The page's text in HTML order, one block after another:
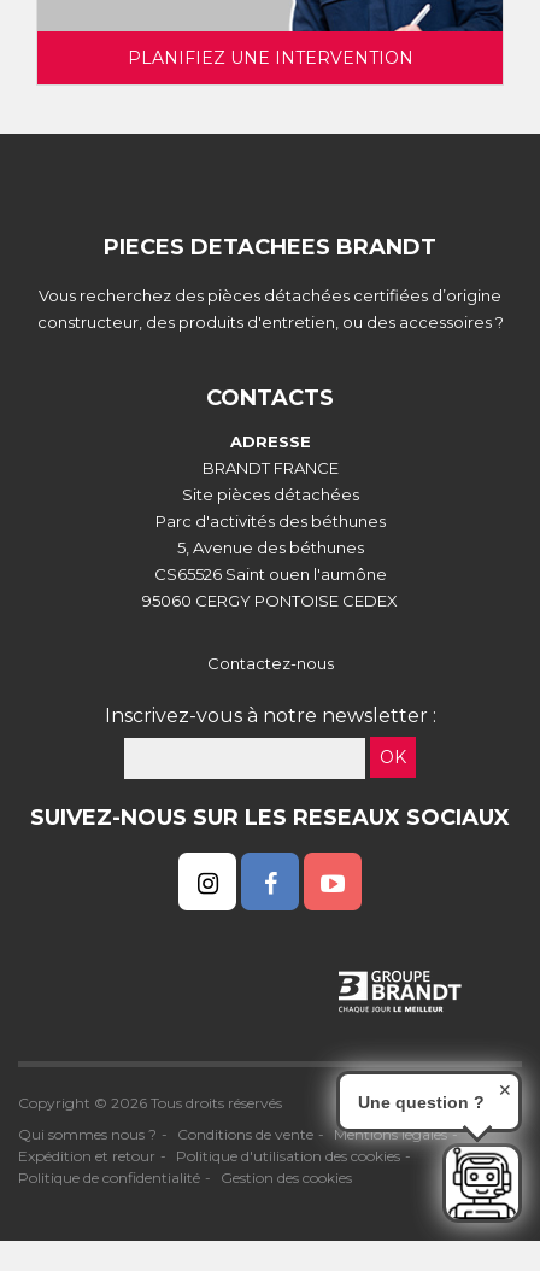
PLANIFIEZ UNE INTERVENTION
PIECES DETACHEES BRANDT
Vous recherchez des pièces détachées certifiées d’origine
constructeur, des produits d'entretien, ou des accessoires ?
CONTACTS
ADRESSE
BRANDT FRANCE
Site pièces détachées
Parc d'activités des béthunes
5, Avenue des béthunes
CS65526 Saint ouen l'aumône
95060 CERGY PONTOISE CEDEX
Contactez-nous
Inscrivez-vous à notre newsletter :
OK
SUIVEZ-NOUS SUR LES RESEAUX SOCIAUX
Copyright © 2026 Tous droits réservés
Qui sommes nous ?
Conditions de vente
Mentions légales
Expédition et retour
Politique d'utilisation des cookies
Politique de confidentialité
Gestion des cookies
Une question ?
✕